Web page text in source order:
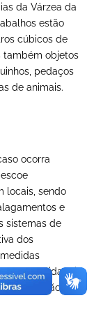
da Várzea da
estão
cúbicos de
também objetos
pedaços
de animais.
ocorra
locais, sendo
e
sistemas de
dos
e a vida útil
da gestão de